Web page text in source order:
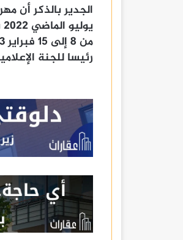
رئيسا للجنة